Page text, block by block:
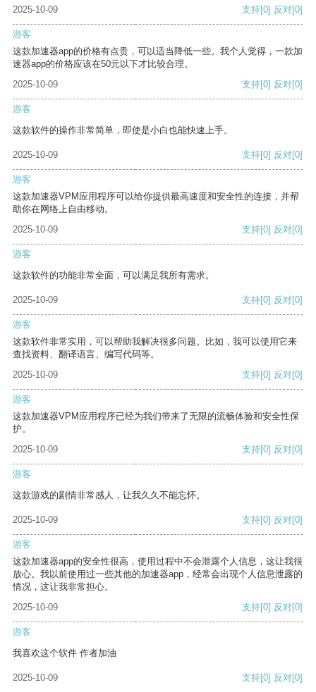
2025-10-09 支持[0] 反对[0]
游客
这款加速器app的价格有点贵，可以适当降低一些。我个人觉得，一款加
速器app的价格应该在50元以下才比较合理。
2025-10-09
支持[0] 反对[0]
游客
这款软件的操作非常简单，即使是小白也能快速上手。
2025-10-09 支持[0] 反对[0]
游客
这款加速器VPM应用程序可以给你提供最高速度和安全性的连接，并帮
助你在网络上自由移动。
2025-10-09
支持[0] 反对[0]
游客
这款软件的功能非常全面，可以满足我所有需求。
2025-10-09 支持[0] 反对[0]
游客
这款软件非常实用，可以帮助我解决很多问题。比如，我可以使用它来
查找资料、翻译语言、编写代码等。
2025-10-09
支持[0] 反对[0]
游客
这款加速器VPM应用程序已经为我们带来了无限的流畅体验和安全性保
护。
2025-10-09
支持[0] 反对[0]
游客
这款游戏的剧情非常感人，让我久久不能忘怀。
2025-10-09 支持[0] 反对[0]
游客
这款加速器app的安全性很高，使用过程中不会泄露个人信息，这让我很
放心。我以前使用过一些其他的加速器app，经常会出现个人信息泄露的
情况，这让我非常担心。
2025-10-09
支持[0] 反对[0]
游客
我喜欢这个软件 作者加油
2025-10-09 支持[0] 反对[0]